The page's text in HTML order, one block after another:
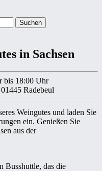
in Sachsen
bis 18:00 Uhr
Radebeul
Weingutes und laden Sie
ein. Genießen Sie
aus der
Busshuttle, das die